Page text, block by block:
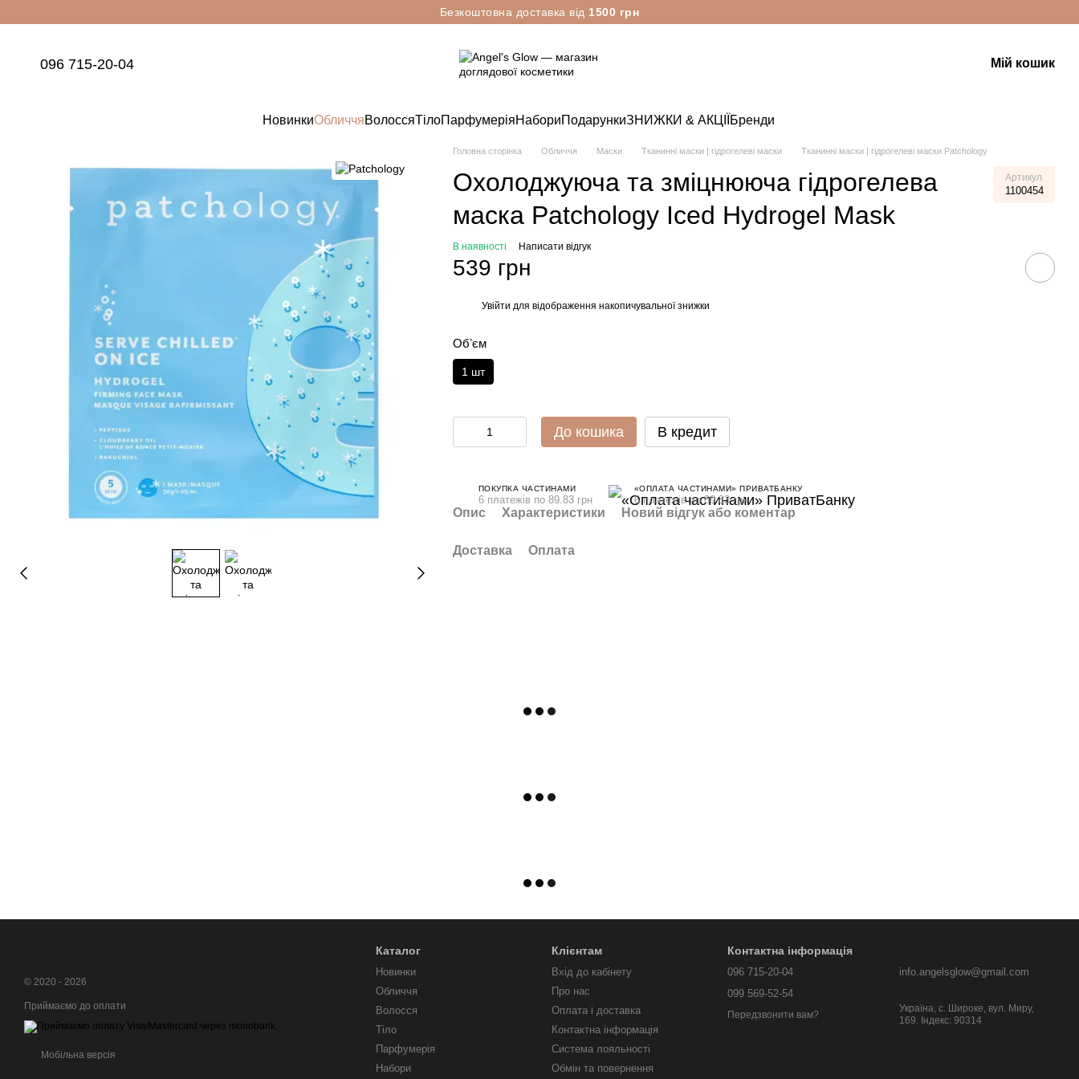
Безкоштовна доставка від 1500 грн
096 715-20-04 Мій кошик
НовинкиОбличчяВолоссяТілоПарфумеріяНабориПодарункиЗНИЖКИ & АКЦІЇ Бренди
Головна сторінка Обличчя Маски Тканинні маски | гідрогелеві маски Тканинні маски | гідрогелеві маски Patchology
Охолоджуюча та зміцнююча гідрогелева
маска Patchology Iced Hydrogel Mask
Артикул
1100454
В наявності Написати відгук
539 грн
Увійти для відображення накопичувальної знижки
Обʼєм
1 шт
До кошика В кредит
ПОКУПКА ЧАСТИНАМИ
6 платежів по 89.83 грн
«ОПЛАТА ЧАСТИНАМИ» ПРИВАТБАНКУ
6 платежів по 89.83 грн
Опис Характеристики Новий відгук або коментар
Доставка Оплата
© 2020 - 2026
Приймаємо до оплати
Мобільна версія
Каталог
Новинки
Обличчя
Волосся
Тіло
Парфумерія
Набори
Клієнтам
Вхід до кабінету
Про нас
Оплата і доставка
Контактна інформація
Система лояльності
Обмін та повернення
Контактна інформація
096 715-20-04
099 569-52-54
Передзвонити вам?
info.angelsglow@gmail.com
Україна, c. Широке, вул. Миру,
169. Індекс: 90314